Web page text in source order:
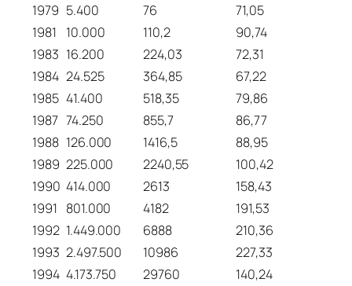
1979 5.400 76
71,05
1981
10.000 110,2
90,74
1983 16.200 224,03
72,31
1984 24.525 364,85
67,22
1985 41.400 518,35
79,86
1987 74.250 855,7
86,77
1988 126.000 1416,5
88,95
1989 225.000 2240,55
100,42
1990 414.000 2613
158,43
1991 801.000 4182
191,53
1992 1.449.000 6888
210,36
1993 2.497.500 10986
227,33
1994 4.173.750 29760
140,24